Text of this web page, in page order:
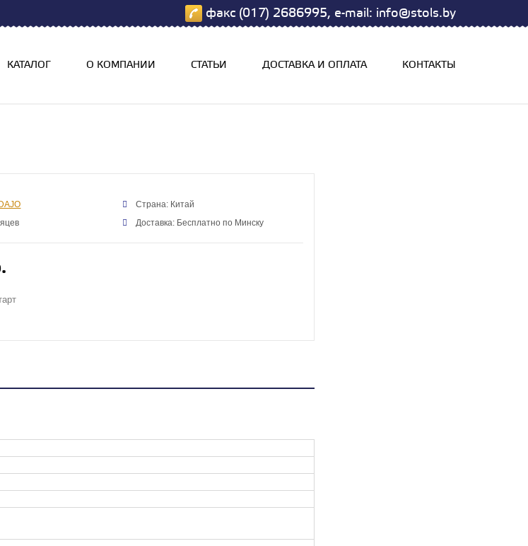
факс (017) 2686995, e-mail: info@stols.by
КАТАЛОГ О КОМПАНИИ СТАТЬИ ДОСТАВКА И ОПЛАТА КОНТАКТЫ
DAJO
Страна: Китай
Доставка: Бесплатно по Минску